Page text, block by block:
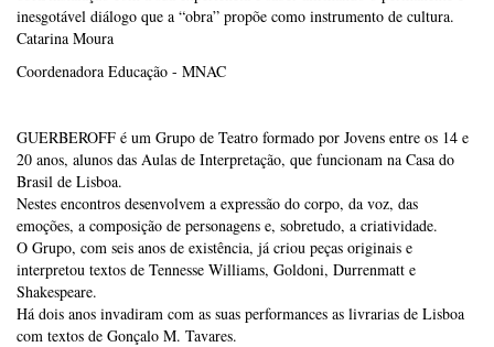
inesgotável diálogo que a “obra” propõe como instrumento de cultura.
Catarina Moura
Coordenadora Educação - MNAC
GUERBEROFF é um Grupo de Teatro formado por Jovens entre os 14 e
20 anos, alunos das Aulas de Interpretação, que funcionam na Casa do
Brasil de Lisboa.
Nestes encontros desenvolvem a expressão do corpo, da voz, das
emoções, a composição de personagens e, sobretudo, a criatividade.
O Grupo, com seis anos de existência, já criou peças originais e
interpretou textos de Tennesse Williams, Goldoni, Durrenmatt e
Shakespeare.
Há dois anos invadiram com as suas performances as livrarias de Lisboa
com textos de Gonçalo M. Tavares.